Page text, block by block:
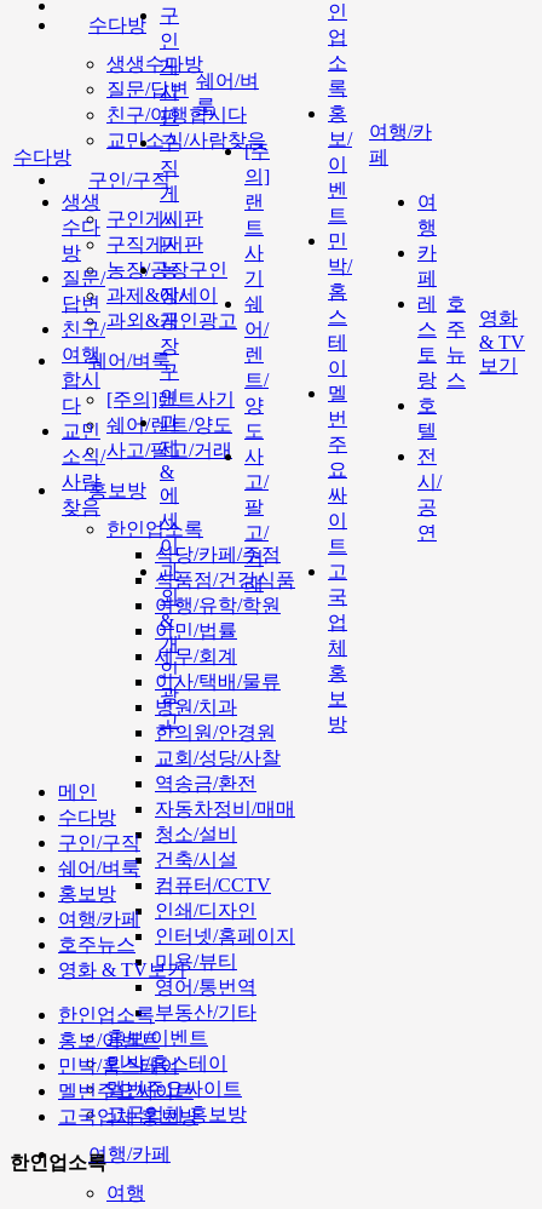
수다방
생생수다방
질문/답변
친구/여행합시다
교민소식/사람찾음
구인/구직
구인게시판
구직게시판
농장/공장구인
과제&에세이
과외&개인광고
쉐어/벼룩
[주의]랜트사기
쉐어/렌트/양도
사고/팔고/거래
홍보방
한인업소록
식당/카페/주점
식품점/건강식품
여행/유학/학원
이민/법률
세무/회계
이사/택배/물류
병원/치과
한의원/안경원
교회/성당/사찰
역송금/환전
자동차정비/매매
청소/설비
건축/시설
컴퓨터/CCTV
인쇄/디자인
인터넷/홈페이지
미용/뷰티
영어/통번역
부동산/기타
홍보/이벤트
민박/홈스테이
멜번주요싸이트
고국업체 홍보방
여행/카페
여행
수다방
생생
수다
방
질문/
답변
친구/
여행
합시
다
교민
소식/
사람
찾음
구
인
게
시
판
구
직
게
시
판
농
장/
공
장
구
인
과
제
&
에
세
이
과
외
&
개
인
광
고
쉐어/벼
룩
[주
의]
랜
트
사
기
쉐
어/
렌
트/
양
도
사
고/
팔
고/
거
래
인
업
소
록
홍
보/
이
벤
트
민
박/
홈
스
테
이
멜
번
주
요
싸
이
트
고
국
업
체
홍
보
방
여행/카
페
여
행
카
페
레
스
토
랑
호
텔
전
시/
공
연
호
주
뉴
스
영화
& TV
보기
메인
수다방
구인/구직
쉐어/벼룩
홍보방
여행/카페
호주뉴스
영화 & TV보기
한인업소록
홍보/이벤트
민박/홈스테이
멜번주요싸이트
고국업체 홍보방
한인업소록